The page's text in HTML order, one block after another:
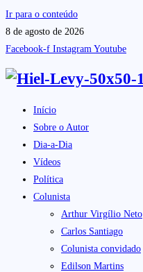
Ir para o conteúdo
8 de agosto de 2026
Facebook-f Instagram Youtube
Início
Sobre o Autor
Dia-a-Dia
Vídeos
Política
Colunista
Arthur Virgílio Neto
Carlos Santiago
Colunista convidado
Edilson Martins